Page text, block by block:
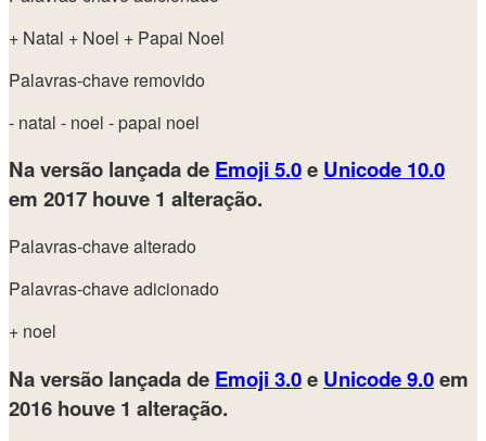
+ Natal + Noel + Papai Noel
Palavras-chave removido
- natal - noel - papai noel
Na versão lançada de Emoji 5.0e Unicode 10.0
em 2017 houve 1 alteração.
Palavras-chave alterado
Palavras-chave adicionado
+ noel
Na versão lançada de Emoji 3.0e Unicode 9.0em
2016 houve 1 alteração.